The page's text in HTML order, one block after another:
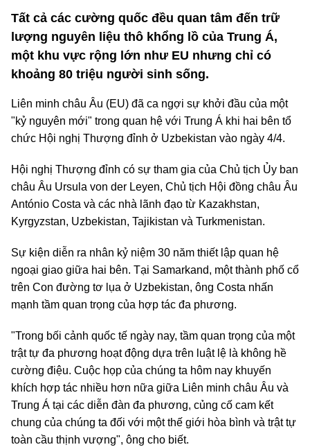
Tất cả các cường quốc đều quan tâm đến trữ
lượng nguyên liệu thô khổng lồ của Trung Á,
một khu vực rộng lớn như EU nhưng chỉ có
khoảng 80 triệu người sinh sống.
Liên minh châu Âu (EU) đã ca ngợi sự khởi đầu của một
"kỷ nguyên mới" trong quan hệ với Trung Á khi hai bên tổ
chức Hội nghị Thượng đỉnh ở Uzbekistan vào ngày 4/4.
Hội nghị Thượng đỉnh có sự tham gia của Chủ tịch Ủy ban
châu Âu Ursula von der Leyen, Chủ tịch Hội đồng châu Âu
António Costa và các nhà lãnh đạo từ Kazakhstan,
Kyrgyzstan, Uzbekistan, Tajikistan và Turkmenistan.
Sự kiện diễn ra nhân kỷ niệm 30 năm thiết lập quan hệ
ngoại giao giữa hai bên. Tại Samarkand, một thành phố cổ
trên Con đường tơ lụa ở Uzbekistan, ông Costa nhấn
mạnh tầm quan trọng của hợp tác đa phương.
"Trong bối cảnh quốc tế ngày nay, tầm quan trọng của một
trật tự đa phương hoạt động dựa trên luật lệ là không hề
cường điệu. Cuộc họp của chúng ta hôm nay khuyến
khích hợp tác nhiều hơn nữa giữa Liên minh châu Âu và
Trung Á tại các diễn đàn đa phương, củng cố cam kết
chung của chúng ta đối với một thế giới hòa bình và trật tự
toàn cầu thịnh vượng", ông cho biết.